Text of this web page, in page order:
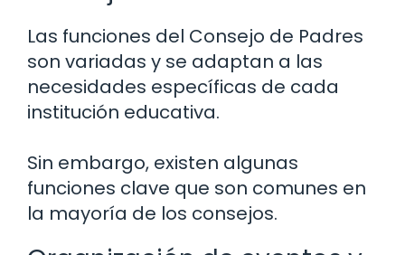
Las funciones del Consejo de Padres
son variadas y se adaptan a las
necesidades específicas de cada
institución educativa.
Sin embargo, existen algunas
funciones clave que son comunes en
la mayoría de los consejos.